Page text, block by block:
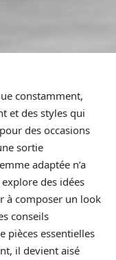
constamment,
et des styles qui
des occasions
sortie
adaptée n’a
des idées
à composer un look
conseils
pièces essentielles
il devient aisé